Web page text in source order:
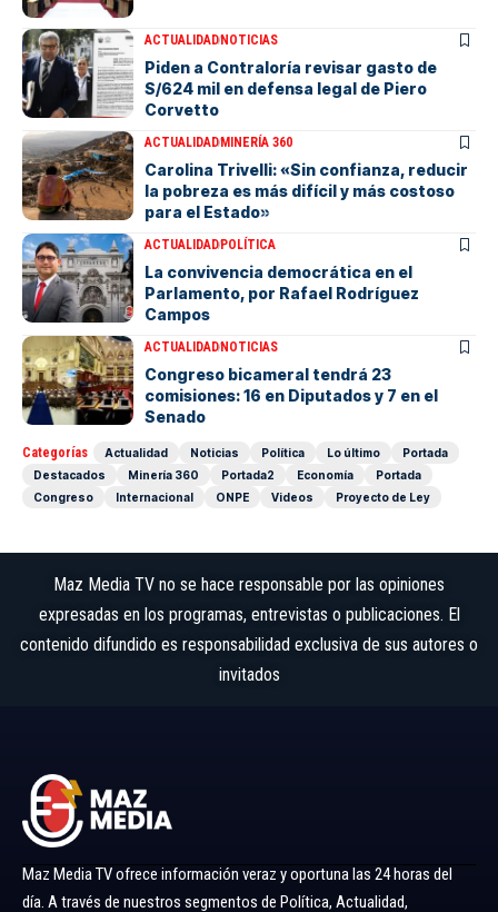
ACTUALIDADNOTICIAS
Piden a Contraloría revisar gasto de
S/624 mil en defensa legal de Piero
Corvetto
ACTUALIDADMINERÍA 360
Carolina Trivelli: «Sin confianza, reducir
la pobreza es más difícil y más costoso
para el Estado»
ACTUALIDADPOLÍTICA
La convivencia democrática en el
Parlamento, por Rafael Rodríguez
Campos
ACTUALIDADNOTICIAS
Congreso bicameral tendrá 23
comisiones: 16 en Diputados y 7 en el
Senado
Categorías Actualidad Noticias Política Lo último
Portada
Destacados
Minería 360 Portada2 Economía
Portada
Congreso
Internacional ONPE Videos Proyecto de Ley
Maz Media TV no se hace responsable por las opiniones
expresadas en los programas, entrevistas o publicaciones. El
contenido difundido es responsabilidad exclusiva de sus autores o
invitados
Maz Media TV ofrece información veraz y oportuna las 24 horas del
día. A través de nuestros segmentos de Política, Actualidad,